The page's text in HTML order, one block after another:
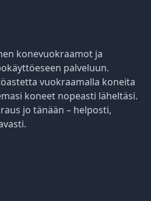
konevuokraamot ja
palveluun.
vuokraamalla koneita
koneet nopeasti läheltäsi.
jo tänään – helposti,